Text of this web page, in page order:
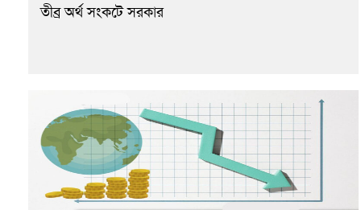
তীব্র অর্থ সংকটে সরকার